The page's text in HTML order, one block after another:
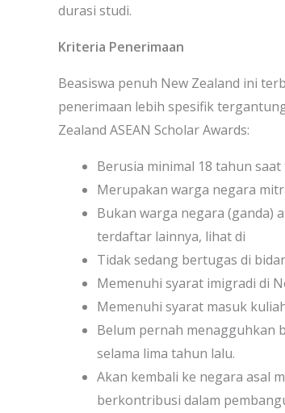
durasi studi.
Kriteria Penerimaan
Beasiswa penuh New Zealand ini
penerimaan lebih spesifik
Zealand ASEAN Scholar Awards:
Berusia minimal 18 tahun
Merupakan warga negara
Bukan warga negara (ganda)
terdaftar lainnya, lihat di
Tidak sedang bertugas di
Memenuhi syarat imigradi di
Memenuhi syarat masuk
Belum pernah menagguhkan
selama lima tahun lalu.
Akan kembali ke negara asal
berkontribusi dalam